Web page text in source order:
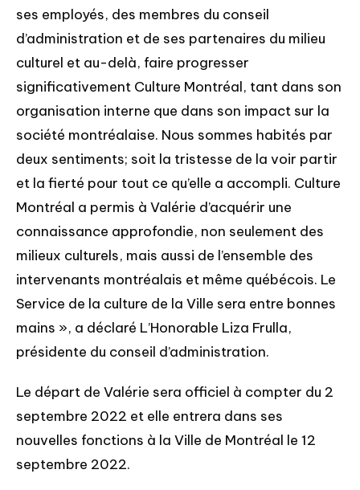
ses employés, des membres du conseil
d’administration et de ses partenaires du milieu
culturel et au-delà, faire progresser
significativement Culture Montréal, tant dans son
organisation interne que dans son impact sur la
société montréalaise. Nous sommes habités par
deux sentiments; soit la tristesse de la voir partir
et la fierté pour tout ce qu’elle a accompli. Culture
Montréal a permis à Valérie d’acquérir une
connaissance approfondie, non seulement des
milieux culturels, mais aussi de l’ensemble des
intervenants montréalais et même québécois. Le
Service de la culture de la Ville sera entre bonnes
mains », a déclaré L’Honorable Liza Frulla,
présidente du conseil d’administration.
Le départ de Valérie sera officiel à compter du 2
septembre 2022 et elle entrera dans ses
nouvelles fonctions à la Ville de Montréal le 12
septembre 2022.